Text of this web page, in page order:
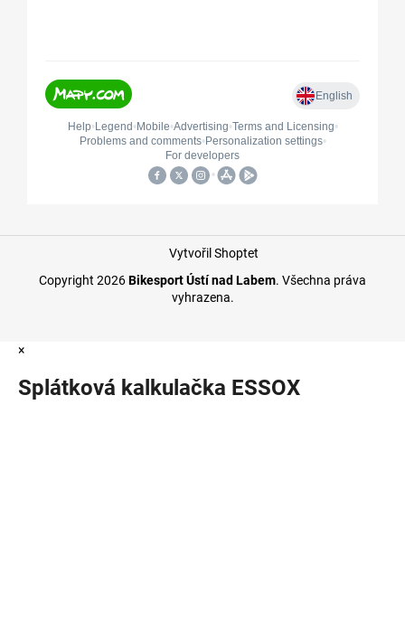
Vytvořil Shoptet
Copyright 2026Bikesport Ústí nad Labem. Všechna práva
vyhrazena.
×
Splátková kalkulačka ESSOX